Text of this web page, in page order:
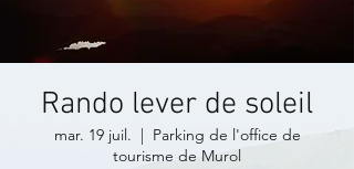
Rando lever de soleil
mar. 19 juil.
  |
Parking de l'office de
tourisme de Murol